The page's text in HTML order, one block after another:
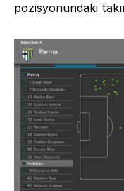
pozisyonundaki